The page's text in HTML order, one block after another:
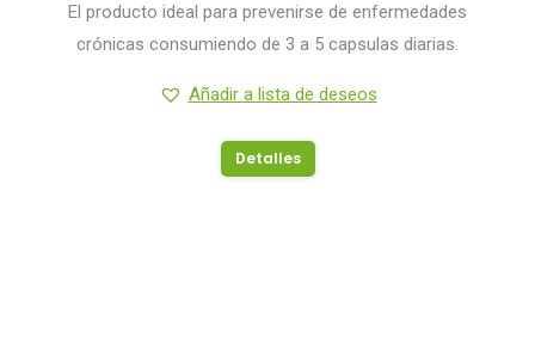
El producto ideal para prevenirse de enfermedades
crónicas consumiendo de 3 a 5 capsulas diarias.
Añadir a lista de deseos
Detalles